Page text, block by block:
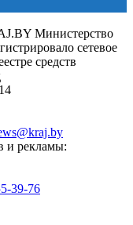
Министерство
сетевое
средств
и рекламы:
39-76